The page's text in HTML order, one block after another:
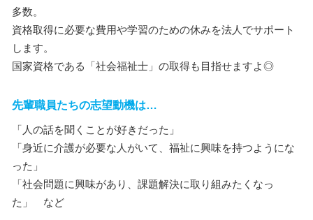
多数。
資格取得に必要な費用や学習のための休みを法人でサポート
します。
国家資格である「社会福祉士」の取得も目指せますよ◎
先輩職員たちの志望動機は…
「人の話を聞くことが好きだった」
「身近に介護が必要な人がいて、福祉に興味を持つようにな
った」
「社会問題に興味があり、課題解決に取り組みたくなっ
た」 など